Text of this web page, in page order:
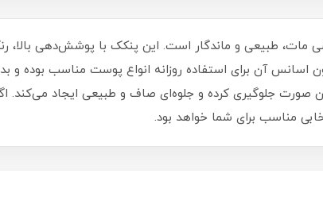
مات، طبیعی و ماندگار است. این پنکک با پوشش‌دهی
اسانس آن برای استفاده روزانه انواع پوست مناسب بوده
جلوگیری کرده و جلوه‌ای صاف و طبیعی ایجاد می‌کند.
مناسب برای شما خواهد بود.